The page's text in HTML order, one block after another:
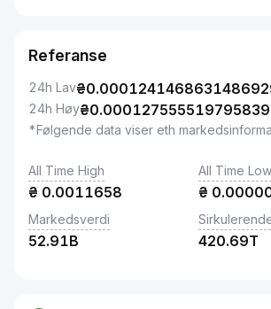
Referanse
24h Lav₴
24h Høy₴
*Følgende data viser eth
All Time High
₴ 0.0011658
All Time Low
₴
Markedsverdi
52.91B 420.69T